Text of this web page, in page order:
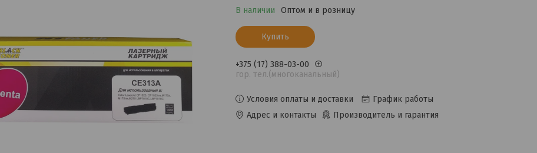
В наличии Оптом и в розницу
Купить
+375 (17) 388-03-00
гор. тел.(многоканальный)
Условия оплаты и доставки
График работы
Адрес и контакты
Производитель и гарантия